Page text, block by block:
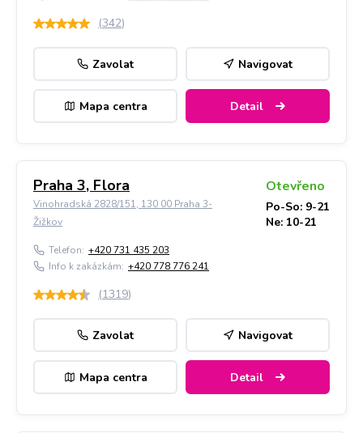
(342)
Zavolat Navigovat
Mapa centra Detail
Praha 3, Flora
Vinohradská 2828/151, 130 00 Praha 3-
Žižkov
Otevřeno
Po-So: 9-21
Ne: 10-21
Telefon: +420 731 435 203
Info k zakázkám: +420 778 776 241
(1319)
Zavolat Navigovat
Mapa centra Detail